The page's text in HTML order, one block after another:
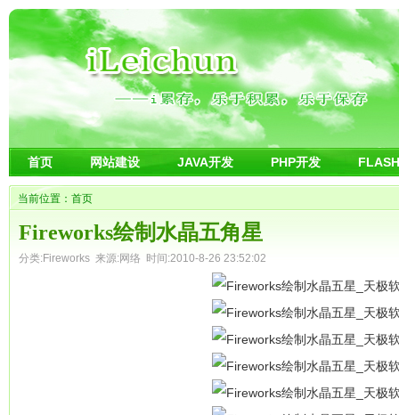
首页 网站建设 JAVA开发 PHP开发
当前位置： 首页
Fireworks绘制水晶五角星
分类:Fireworks 来源:网络 时间:2010-8-26 23:52:02